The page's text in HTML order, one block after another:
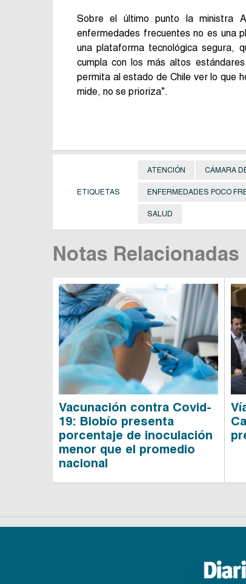
Sobre el último punto la ministra
enfermedades frecuentes no es una
una plataforma tecnológica segura,
cumpla con los más altos
permita al estado de Chile ver lo que
mide, no se prioriza”.
ETIQUETAS
ATENCIÓN CÁMARA
ENFERMEDADES POCO
SALUD
Notas Relacionadas
Vacunación contra Covid-
19: Biobío presenta
porcentaje de inoculación
menor que el promedio
nacional